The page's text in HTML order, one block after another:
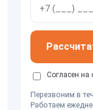
Согласен на
Перезвоним в
Работаем